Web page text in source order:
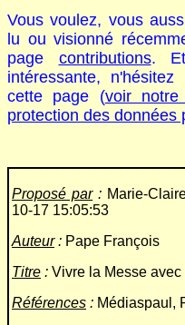
Vous voulez, vous
lu ou visionné
page contributions.
intéressante,
cette page (voir notre
protection des données
Proposé par: Marie-
10-17 15:05:53
Auteur: Pape François
Titre : Vivre la Messe
Références : Médiaspaul,